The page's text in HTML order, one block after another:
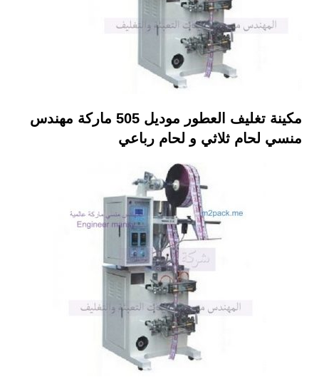
مكينة تغليف العطور موديل 505 ماركة مهندس
منسي لحام ثلاثي و لحام رباعي